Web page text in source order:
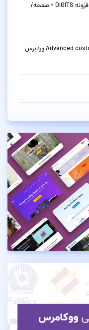
ورود و عضویت با شماره موبایل در وردپرس با افزونه DIGITS + صفحه/
افزونه فارسی مدیریت زمینه دلخواه Advanced custom fields وردپرس